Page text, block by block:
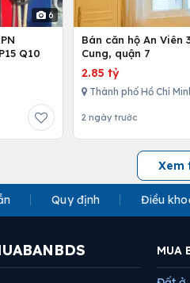
6
Q10
Bán căn hộ An Viên
Cung, quận 7
2.85 tỷ
Thành phố Hồ Chí
2 ngày trước
Xem
Quy định Điều
MUA